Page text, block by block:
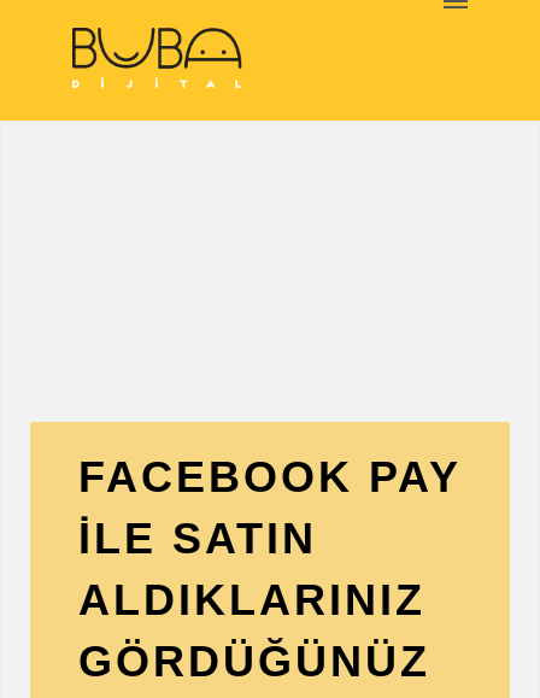
HAKKIMIZDA
NELER
FACEBOOK PAY
ILE SATIN
ALDIKLARINIZ
GÖRDÜĞÜNÜZ